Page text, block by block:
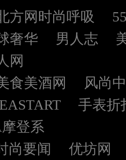
方网时尚呼吸
奢华 男人志
网
食美酒网
风尚
EASTART
手表折
登系
尚要闻
优坊网